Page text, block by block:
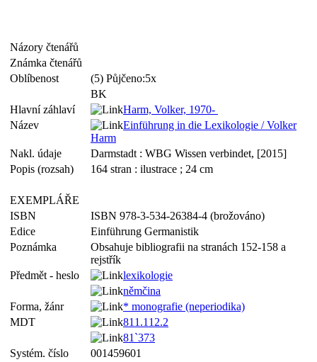
Názory čtenářů
Známka čtenářů
Oblíbenost
(5) Půjčeno:5x
BK
Hlavní záhlaví
Harm, Volker, 1970-
Název
Einführung in die Lexikologie / Volker
Harm
Nakl. údaje
Darmstadt : WBG Wissen verbindet, [2015]
Popis (rozsah)
164 stran : ilustrace ; 24 cm
EXEMPLÁŘE
ISBN
ISBN 978-3-534-26384-4 (brožováno)
Edice
Einführung Germanistik
Poznámka
Obsahuje bibliografii na stranách 152-158 a
rejstřík
Předmět - heslo
lexikologie
němčina
Forma, žánr
* monografie (neperiodika)
MDT
811.112.2
81`373
Systém. číslo
001459601